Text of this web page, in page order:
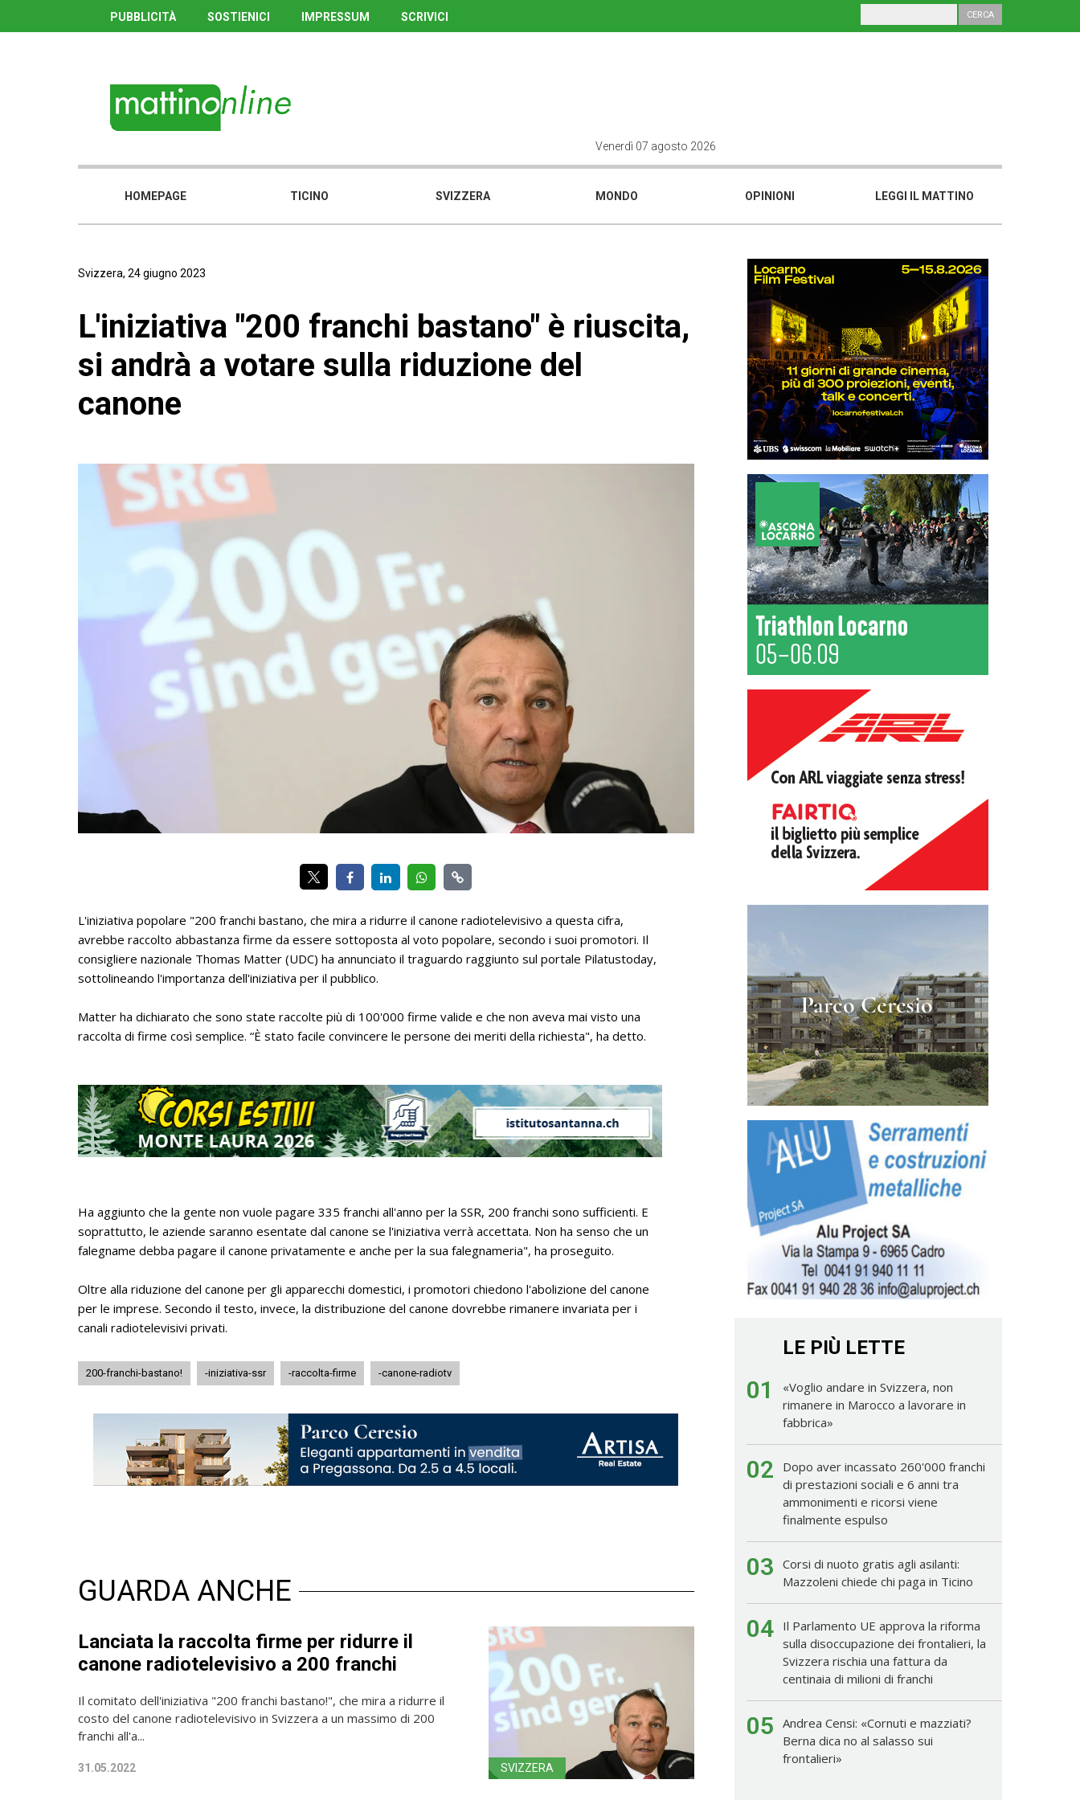
PUBBLICITÀ SOSTIENICI IMPRESSUM SCRIVICI
Venerdì 07 agosto 2026
HOMEPAGE TICINO SVIZZERA MONDO OPINIONI LEGGI IL MATTINO
Svizzera, 24 giugno 2023
L'iniziativa "200 franchi bastano" è riuscita,
si andrà a votare sulla riduzione del
canone
L'iniziativa popolare "200 franchi bastano, che mira a ridurre il canone radiotelevisivo a questa cifra,
avrebbe raccolto abbastanza firme da essere sottoposta al voto popolare, secondo i suoi promotori. Il
consigliere nazionale Thomas Matter (UDC) ha annunciato il traguardo raggiunto sul portale Pilatustoday,
sottolineando l'importanza dell'iniziativa per il pubblico.
Matter ha dichiarato che sono state raccolte più di 100'000 firme valide e che non aveva mai visto una
raccolta di firme così semplice. “È stato facile convincere le persone dei meriti della richiesta", ha detto.
Ha aggiunto che la gente non vuole pagare 335 franchi all'anno per la SSR, 200 franchi sono sufficienti. E
soprattutto, le aziende saranno esentate dal canone se l'iniziativa verrà accettata. Non ha senso che un
falegname debba pagare il canone privatamente e anche per la sua falegnameria", ha proseguito.
Oltre alla riduzione del canone per gli apparecchi domestici, i promotori chiedono l'abolizione del canone
per le imprese. Secondo il testo, invece, la distribuzione del canone dovrebbe rimanere invariata per i
canali radiotelevisivi privati.
200-franchi-bastano! -iniziativa-ssr -raccolta-firme -canone-radiotv
GUARDA ANCHE
Lanciata la raccolta firme per ridurre il
canone radiotelevisivo a 200 franchi
Il comitato dell'iniziativa "200 franchi bastano!", che mira a ridurre il
costo del canone radiotelevisivo in Svizzera a un massimo di 200
franchi all'a...
31.05.2022 SVIZZERA
LE PIÙ LETTE
01
«Voglio andare in Svizzera, non
rimanere in Marocco a lavorare in
fabbrica»
02
Dopo aver incassato 260'000 franchi
di prestazioni sociali e 6 anni tra
ammonimenti e ricorsi viene
finalmente espulso
03 Corsi di nuoto gratis agli asilanti:
Mazzoleni chiede chi paga in Ticino
04
Il Parlamento UE approva la riforma
sulla disoccupazione dei frontalieri, la
Svizzera rischia una fattura da
centinaia di milioni di franchi
05 Andrea Censi: «Cornuti e mazziati?
Berna dica no al salasso sui
frontalieri»